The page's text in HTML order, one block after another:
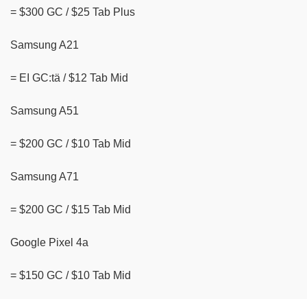
= $300 GC / $25 Tab Plus
Samsung A21
= EI GC:tä / $12 Tab Mid
Samsung A51
= $200 GC / $10 Tab Mid
Samsung A71
= $200 GC / $15 Tab Mid
Google Pixel 4a
= $150 GC / $10 Tab Mid